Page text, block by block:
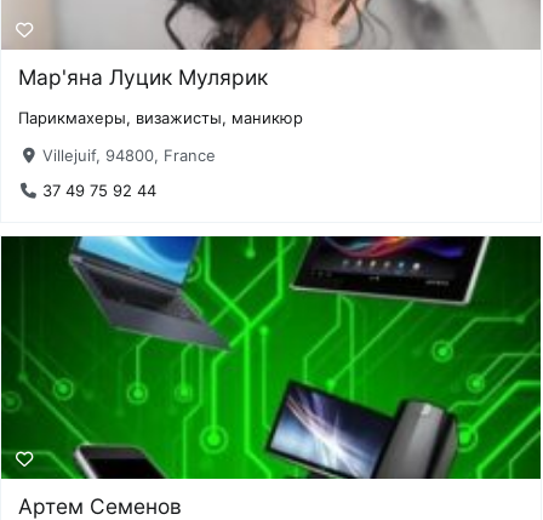
Мар'яна Луцик Мулярик
Парикмахеры, визажисты, маникюр
Villejuif, 94800, France
37 49 75 92 44
Артем Семенов